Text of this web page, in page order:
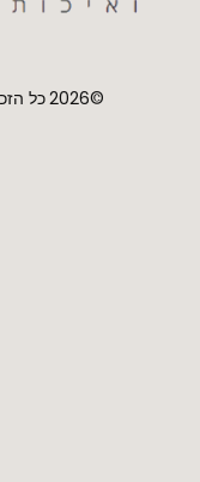
©2026 כל הזכויות שמורות לפורטל lifeandstyle